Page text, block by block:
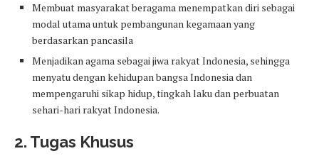
Membuat masyarakat beragama menempatkan diri sebagai
modal utama untuk pembangunan kegamaan yang
berdasarkan pancasila
Menjadikan agama sebagai jiwa rakyat Indonesia, sehingga
menyatu dengan kehidupan bangsa Indonesia dan
mempengaruhi sikap hidup, tingkah laku dan perbuatan
sehari-hari rakyat Indonesia.
2. Tugas Khusus